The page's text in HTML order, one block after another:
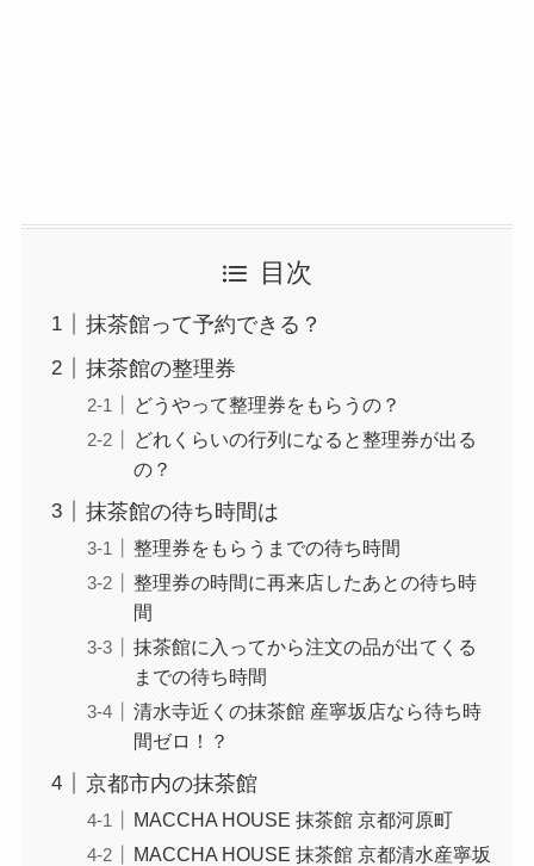
目次
抹茶館って予約できる？
抹茶館の整理券
どうやって整理券をもらうの？
どれくらいの行列になると整理券が出る
の？
抹茶館の待ち時間は
整理券をもらうまでの待ち時間
整理券の時間に再来店したあとの待ち時
間
抹茶館に入ってから注文の品が出てくる
までの待ち時間
清水寺近くの抹茶館 産寧坂店なら待ち時
間ゼロ！？
京都市内の抹茶館
MACCHA HOUSE 抹茶館 京都河原町
MACCHA HOUSE 抹茶館 京都清水産寧坂